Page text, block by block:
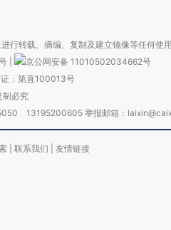
行转载、摘编、复制及建立镜像等任何使用
京公网安备 11010502034662号
：第直100013号
制必究
13195200605 举报邮箱：
联系我们 友情链接